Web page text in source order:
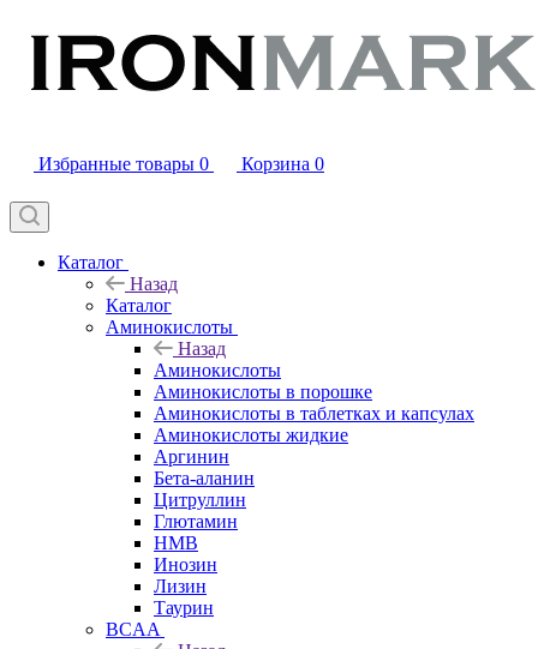
Избранные товары 0 Корзина 0
Каталог
Назад
Каталог
Аминокислоты
Назад
Аминокислоты
Аминокислоты в порошке
Аминокислоты в таблетках и капсулах
Аминокислоты жидкие
Аргинин
Бета-аланин
Цитруллин
Глютамин
HMB
Инозин
Лизин
Таурин
BCAA